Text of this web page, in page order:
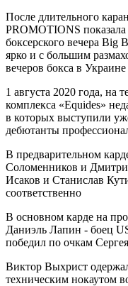
После длительного
PROMOTIONS
боксерского вечера
ярко и с большим
вечеров бокса в
1 августа 2020 года, на
комплекса «Equides»
в которых выступили
дебютанты
В предварительном
Соломенников и
Исаков и Станислав
соответственно
В основном карде на
Даниэль Лапин - боец
победил по очкам
Виктор Выхрист
техническим нокаутом